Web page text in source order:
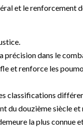
et le renforcement
précision dans le
et renforce les
classifications
douzième siècle et
la plus connue